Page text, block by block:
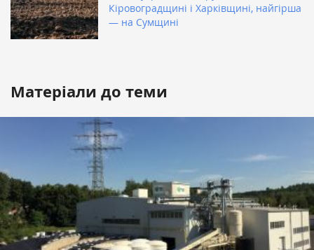
Кіровоградщині і Харківщині, найгірша
— на Сумщині
Матеріали до теми